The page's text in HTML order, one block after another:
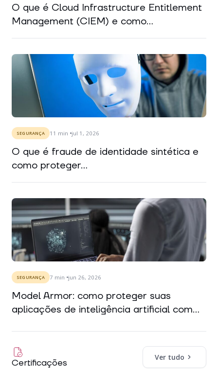
O que é Cloud Infrastructure Entitlement
Management (CIEM) e como...
SEGURANÇA 11 min jul 1, 2026
O que é fraude de identidade sintética e
como proteger...
SEGURANÇA 7 min jun 26, 2026
Model Armor: como proteger suas
aplicações de inteligência artificial com...
Certificações
Ver tudo